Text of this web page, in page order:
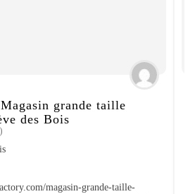
grande taille
des Bois
magasin-grande-taille-